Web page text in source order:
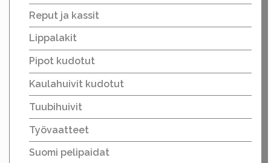
Reput ja kassit
Lippalakit
Pipot kudotut
Kaulahuivit kudotut
Tuubihuivit
Työvaatteet
Suomi pelipaidat